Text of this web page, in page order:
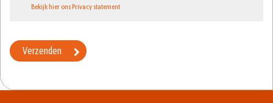
Bekijk hier ons Privacy statement